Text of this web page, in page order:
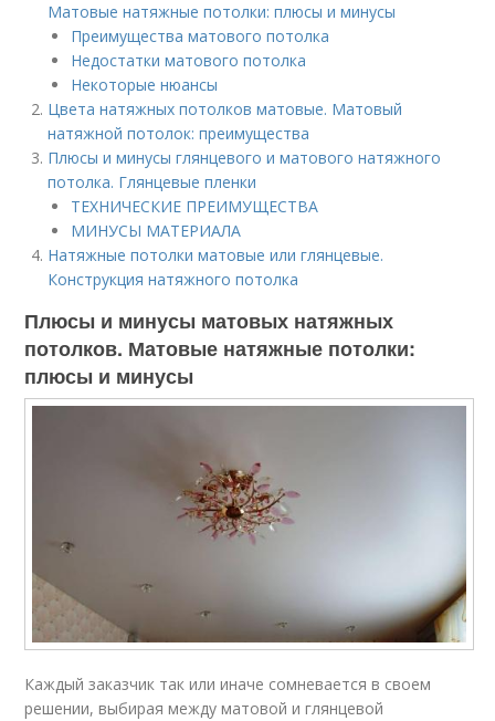
Матовые натяжные потолки: плюсы и минусы
Преимущества матового потолка
Недостатки матового потолка
Некоторые нюансы
Цвета натяжных потолков матовые. Матовый
натяжной потолок: преимущества
Плюсы и минусы глянцевого и матового натяжного
потолка. Глянцевые пленки
ТЕХНИЧЕСКИЕ ПРЕИМУЩЕСТВА
МИНУСЫ МАТЕРИАЛА
Натяжные потолки матовые или глянцевые.
Конструкция натяжного потолка
Плюсы и минусы матовых натяжных
потолков. Матовые натяжные потолки:
плюсы и минусы
Каждый заказчик так или иначе сомневается в своем
решении, выбирая между матовой и глянцевой